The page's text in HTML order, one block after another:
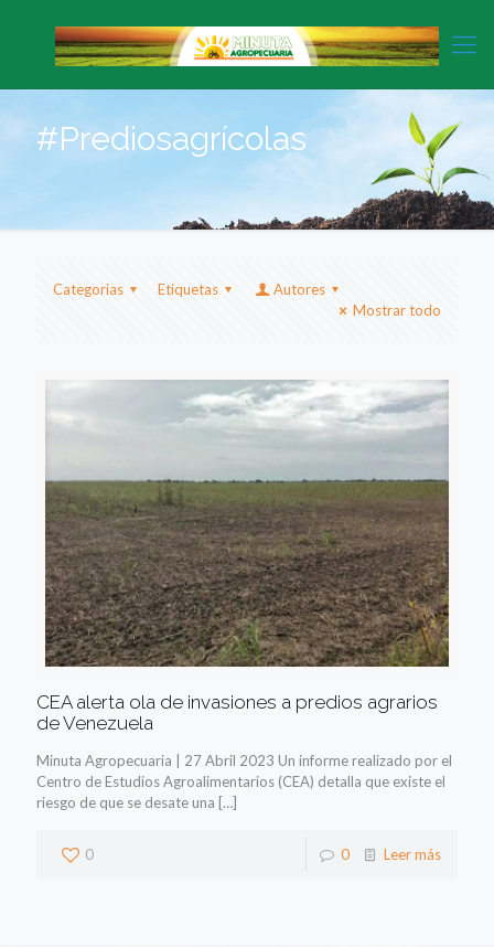
#Prediosagrícolas
Categorias Etiquetas
Autores
Mostrar todo
CEA alerta ola de invasiones a predios agrarios
de Venezuela
Minuta Agropecuaria | 27 Abril 2023 Un informe realizado por el
Centro de Estudios Agroalimentarios (CEA) detalla que existe el
riesgo de que se desate una […]
0 0 Leer más